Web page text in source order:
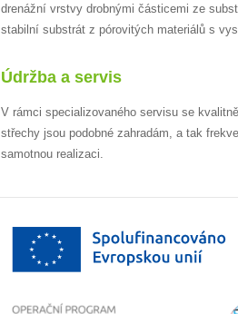
drenážní vrstvy drobnými částicemi ze
stabilní substrát z pórovitých materiálů s
Údržba a servis
V rámci specializovaného servisu se
střechy jsou podobné zahradám, a tak
samotnou realizaci.